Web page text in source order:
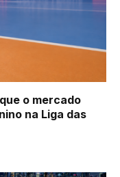
o mercado
na Liga das